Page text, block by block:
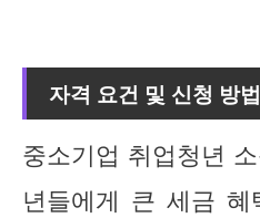
자격 요건 및 신청 방법
중소기업 취업청년
년들에게 큰 세금 혜